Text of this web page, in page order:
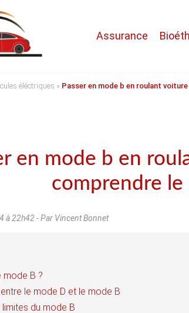
Assurance
éléctriques » Passer en mode b en roulant
en mode b en
comprendre le
à 22h42 - Par Vincent Bonnet
mode B ?
le mode D et le mode B
du mode B